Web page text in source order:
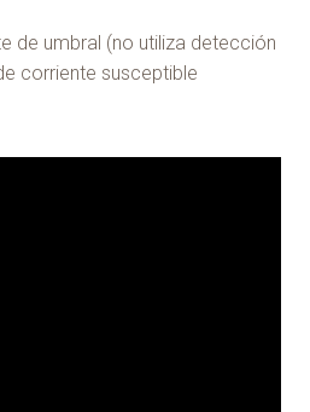
de umbral (no utiliza detección
corriente susceptible